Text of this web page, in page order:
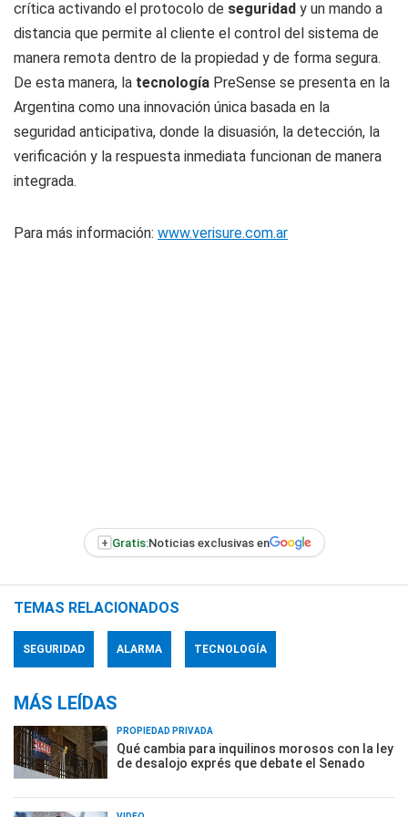
crítica activando el protocolo de seguridad y un mando a
distancia que permite al cliente el control del sistema de
manera remota dentro de la propiedad y de forma segura.
De esta manera, la tecnología PreSense se presenta en la
Argentina como una innovación única basada en la
seguridad anticipativa, donde la disuasión, la detección, la
verificación y la respuesta inmediata funcionan de manera
integrada.
Para más información: www.verisure.com.ar
+ Gratis:Noticias exclusivas en
TEMAS RELACIONADOS
SEGURIDAD ALARMA TECNOLOGÍA
MÁS LEÍDAS
PROPIEDAD PRIVADA
Qué cambia para inquilinos morosos con la ley
de desalojo exprés que debate el Senado